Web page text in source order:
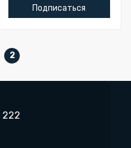
Подписаться
2
222